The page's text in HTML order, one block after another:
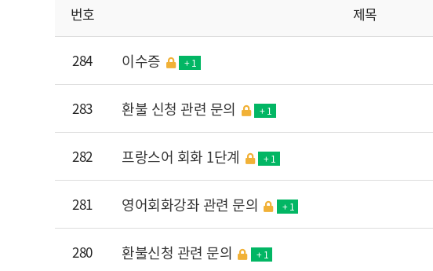
번호 제목
284 이수증 + 1
283 환불 신청 관련 문의 + 1
282 프랑스어 회화 1단계 + 1
281 영어회화강좌 관련 문의 + 1
280 환불신청 관련 문의 + 1